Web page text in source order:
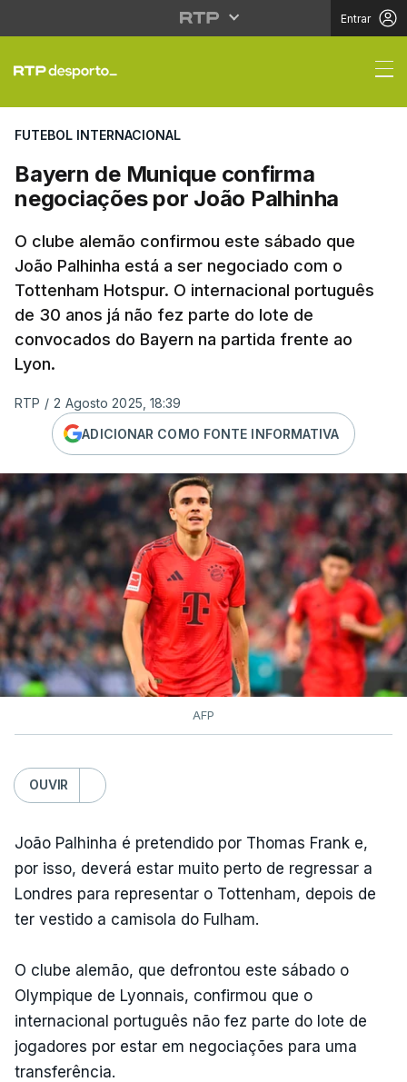
Entrar
Bayern de Munique
FUTEBOL INTERNACIONAL
Bayern de Munique confirma
negociações por João Palhinha
O clube alemão confirmou este sábado que
João Palhinha está a ser negociado com o
Tottenham Hotspur. O internacional português
de 30 anos já não fez parte do lote de
convocados do Bayern na partida frente ao
Lyon.
RTP / 2 Agosto 2025, 18:39
ADICIONAR COMO FONTE INFORMATIVA
AFP
OUVIR
João Palhinha é pretendido por Thomas Frank e,
por isso, deverá estar muito perto de regressar a
Londres para representar o Tottenham, depois de
ter vestido a camisola do Fulham.
O clube alemão, que defrontou este sábado o
Olympique de Lyonnais, confirmou que o
internacional português não fez parte do lote de
jogadores por estar em negociações para uma
transferência.